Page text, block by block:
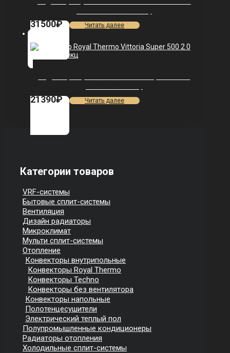
31500₽ Читать далее
21390₽ Читать далее
Категории товаров
VRF-системы
Бытовые сплит-системы
Вентиляция
Дизайн радиаторы
Микроклимат
Мульти сплит-системы
Отопление
Конвекторы внутрипольные
Конвекторы Royal Thermo
Конвекторы Techno
Конвекторы без вентилятора
Конвекторы напольные
Полотенцесушители
Электрический теплый пол
Полупромышленные кондиционеры
Радиаторы отопления
Холодильные сплит-системы